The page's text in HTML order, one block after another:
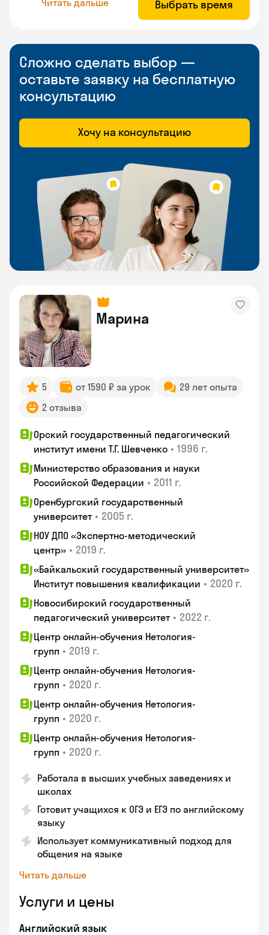
Выбрать время
Сложно сделать выбор —
оставьте заявку на бесплатную
консультацию
Хочу на консультацию
Марина
5 от 1590 ₽ за урок
29 лет опыта
2 отзыва
Орский государственный педагогический
институт имени Т.Г. Шевченко • 1996 г.
Министерство образования и науки
Российской Федерации • 2011 г.
Оренбургский государственный
университет • 2005 г.
НОУ ДПО «Экспертно-методический
центр» • 2019 г.
«Байкальский государственный университет»
Институт повышения квалификации • 2020 г.
Новосибирский государственный
педагогический университет • 2022 г.
Центр онлайн-обучения Нетология-
групп • 2019 г.
Центр онлайн-обучения Нетология-
групп • 2020 г.
Центр онлайн-обучения Нетология-
групп • 2020 г.
Центр онлайн-обучения Нетология-
групп • 2020 г.
Работала в высших учебных заведениях и
школах
Готовит учащихся к ОГЭ и ЕГЭ по английскому
языку
Использует коммуникативный подход для
общения на языке
Читать дальше
Услуги и цены
Английский язык